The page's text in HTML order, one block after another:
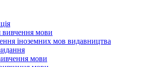
вивчення мови
іноземних мов видавництва
мови